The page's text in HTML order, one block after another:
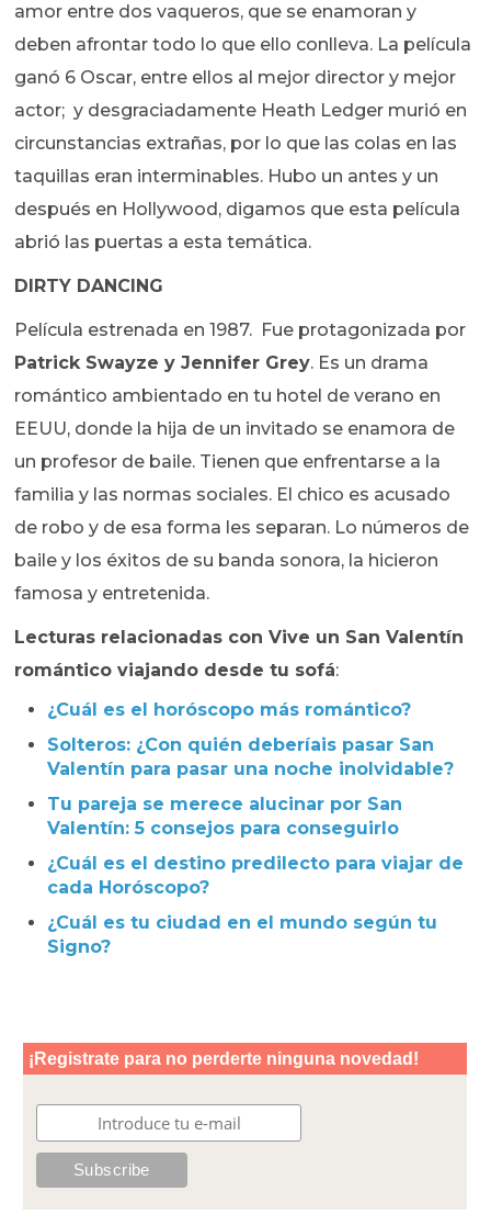
amor entre dos vaqueros, que se enamoran y
deben afrontar todo lo que ello conlleva. La película
ganó 6 Oscar, entre ellos al mejor director y mejor
actor; y desgraciadamente Heath Ledger murió en
circunstancias extrañas, por lo que las colas en las
taquillas eran interminables. Hubo un antes y un
después en Hollywood, digamos que esta película
abrió las puertas a esta temática.
DIRTY DANCING
Película estrenada en 1987. Fue protagonizada por
Patrick Swayze y Jennifer Grey. Es un drama
romántico ambientado en tu hotel de verano en
EEUU, donde la hija de un invitado se enamora de
un profesor de baile. Tienen que enfrentarse a la
familia y las normas sociales. El chico es acusado
de robo y de esa forma les separan. Lo números de
baile y los éxitos de su banda sonora, la hicieron
famosa y entretenida.
Lecturas relacionadas con Vive un San Valentín
romántico viajando desde tu sofá:
¿Cuál es el horóscopo más romántico?
Solteros: ¿Con quién deberíais pasar San
Valentín para pasar una noche inolvidable?
Tu pareja se merece alucinar por San
Valentín: 5 consejos para conseguirlo
¿Cuál es el destino predilecto para viajar de
cada Horóscopo?
¿Cuál es tu ciudad en el mundo según tu
Signo?